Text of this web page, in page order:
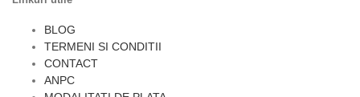
BLOG
TERMENI SI CONDITII
CONTACT
ANPC